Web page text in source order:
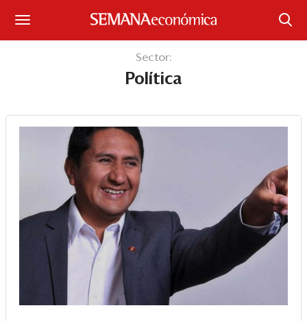
Portada
¿Qué está pasando?
Sectores y Empresas
Management
Economía y Finanzas
Legal y Política
Eventos
Sector:
Política